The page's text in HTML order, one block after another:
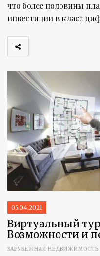
что более половины
инвестиции в класс
05.04.2021
Виртуальный
Возможности и
ЗАРУБЕЖНАЯ НЕДВИЖИМОСТЬ